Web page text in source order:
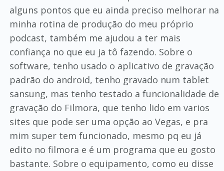
alguns pontos que eu ainda preciso melhorar na
minha rotina de produção do meu próprio
podcast, também me ajudou a ter mais
confiança no que eu ja tô fazendo. Sobre o
software, tenho usado o aplicativo de gravação
padrão do android, tenho gravado num tablet
sansung, mas tenho testado a funcionalidade de
gravação do Filmora, que tenho lido em varios
sites que pode ser uma opção ao Vegas, e pra
mim super tem funcionado, mesmo pq eu já
edito no filmora e é um programa que eu gosto
bastante. Sobre o equipamento, como eu disse